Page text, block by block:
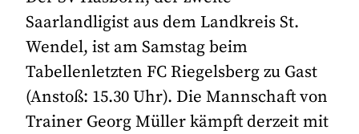
Saarlandligist aus dem Landkreis St.
Wendel, ist am Samstag beim
Tabellenletzten FC Riegelsberg zu Gast
(Anstoß: 15.30 Uhr). Die Mannschaft von
Trainer Georg Müller kämpft derzeit mit